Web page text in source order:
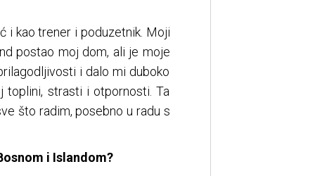
i kao trener i poduzetnik. Moji
postao moj dom, ali je moje
i dalo mi duboko
toplini, strasti i otpornosti. Ta
što radim, posebno u radu s
i Islandom?